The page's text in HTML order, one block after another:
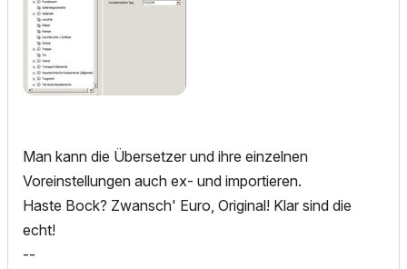
Man kann die Übersetzer und ihre einzelnen
Voreinstellungen auch ex- und importieren.
Haste Bock? Zwansch' Euro, Original! Klar sind die
echt!
--